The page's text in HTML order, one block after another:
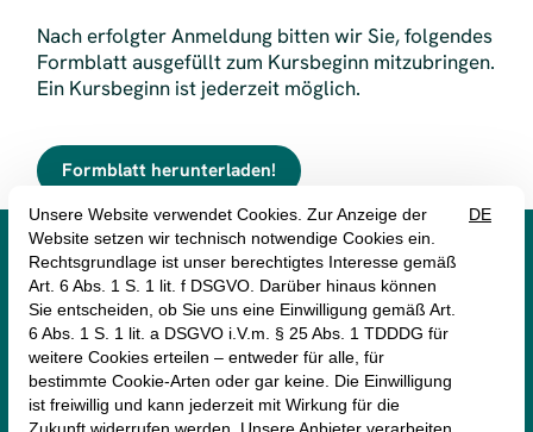
Nach erfolgter Anmeldung bitten wir Sie, folgendes
Formblatt ausgefüllt zum Kursbeginn mitzubringen.
Ein Kursbeginn ist jederzeit möglich.
Formblatt herunterladen!
   
monte mare Rheinbach
Münstereifeler Straße 69